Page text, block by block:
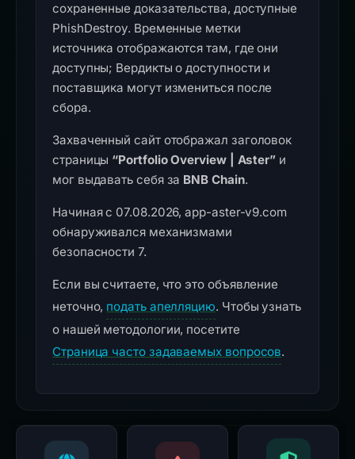
сохраненные доказательства, доступные
PhishDestroy. Временные метки
источника отображаются там, где они
доступны; Вердикты о доступности и
поставщика могут измениться после
сбора.
Захваченный сайт отображал заголовок
страницы “Portfolio Overview | Aster” и
мог выдавать себя за BNB Chain.
Начиная с 07.08.2026, app-aster-v9.com
обнаруживался механизмами
безопасности 7.
Если вы считаете, что это объявление
неточно, подать апелляцию. Чтобы узнать
о нашей методологии, посетите
Страница часто задаваемых вопросов.